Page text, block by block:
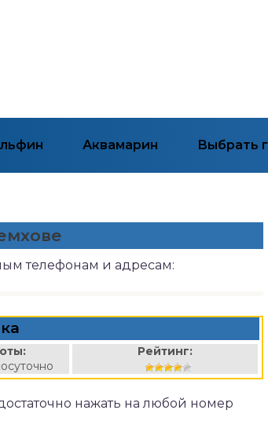
Аквамарин Выбрать
телефонам и адресам:
Рейтинг:
нажать на любой номер